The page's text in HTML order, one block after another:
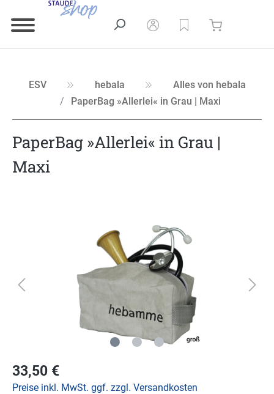
ESV hebala
Alles von hebala
PaperBag »Allerlei« in Grau | Maxi
PaperBag »Allerlei« in Grau |
Maxi
33,50 €
Preise inkl. MwSt. ggf. zzgl. Versandkosten